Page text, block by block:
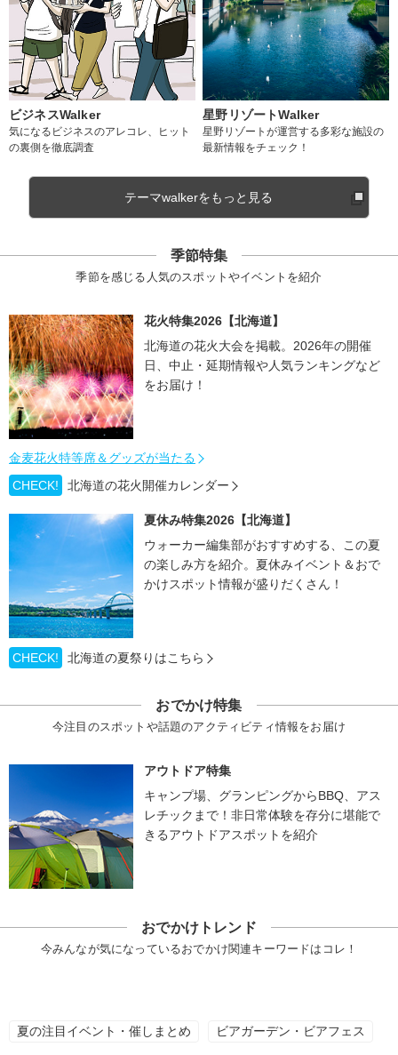
ビジネスWalker
気になるビジネスのアレコレ、ヒット
の裏側を徹底調査
星野リゾートWalker
星野リゾートが運営する多彩な施設の
最新情報をチェック！
テーマwalkerをもっと見る
季節特集
季節を感じる人気のスポットやイベントを紹介
花火特集2026【北海道】
北海道の花火大会を掲載。2026年の開催
日、中止・延期情報や人気ランキングなど
をお届け！
金麦花火特等席＆グッズが当たる
CHECK!
北海道の花火開催カレンダー
夏休み特集2026【北海道】
ウォーカー編集部がおすすめする、この夏
の楽しみ方を紹介。夏休みイベント＆おで
かけスポット情報が盛りだくさん！
CHECK! 北海道の夏祭りはこちら
おでかけ特集
今注目のスポットや話題のアクティビティ情報をお届け
アウトドア特集
キャンプ場、グランピングからBBQ、アス
レチックまで！非日常体験を存分に堪能で
きるアウトドアスポットを紹介
おでかけトレンド
今みんなが気になっているおでかけ関連キーワードはコレ！
夏の注目イベント・催しまとめ ビアガーデン・ビアフェス